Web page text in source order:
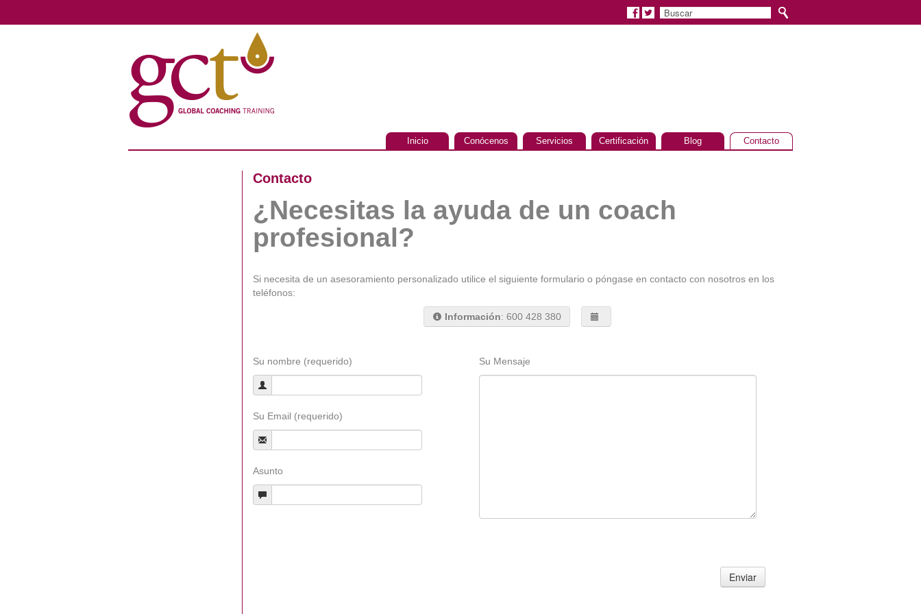
Inicio Conócenos Servicios Certificación Blog Contacto
Contacto
¿Necesitas la ayuda de un coach
profesional?
Si necesita de un asesoramiento personalizado utilice el siguiente formulario o póngase en contacto con nosotros en los
teléfonos:
Información: 600 428 380
Su nombre (requerido)
Su Email (requerido)
Asunto
Su Mensaje